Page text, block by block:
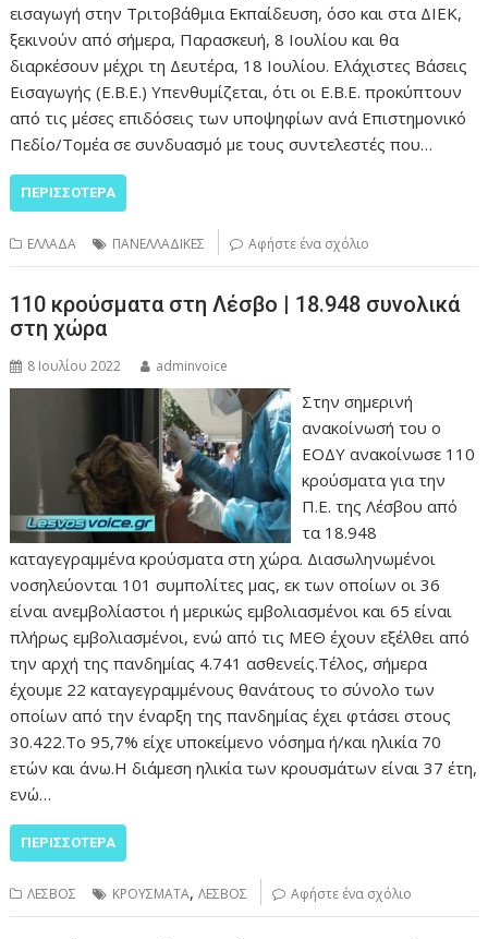
εισαγωγή στην Τριτοβάθμια Εκπαίδευση, όσο και στα ΔΙΕΚ,
ξεκινούν από σήμερα, Παρασκευή, 8 Ιουλίου και θα
διαρκέσουν μέχρι τη Δευτέρα, 18 Ιουλίου. Ελάχιστες Βάσεις
Εισαγωγής (Ε.Β.Ε.) Υπενθυμίζεται, ότι οι Ε.Β.Ε. προκύπτουν
από τις μέσες επιδόσεις των υποψηφίων ανά Επιστημονικό
Πεδίο/Τομέα σε συνδυασμό με τους συντελεστές που…
ΠΕΡΙΣΣΌΤΕΡΑ
ΕΛΛΑΔΑ ΠΑΝΕΛΛΑΔΙΚΕΣ Αφήστε ένα σχόλιο
110 κρούσματα στη Λέσβο | 18.948 συνολικά
στη χώρα
8 Ιουλίου 2022 adminvoice
Στην σημερινή
ανακοίνωσή του ο
ΕΟΔΥ ανακοίνωσε 110
κρούσματα για την
Π.Ε. της Λέσβου από
τα 18.948
καταγεγραμμένα κρούσματα στη χώρα. Διασωληνωμένοι
νοσηλεύονται 101 συμπολίτες μας, εκ των οποίων οι 36
είναι ανεμβολίαστοι ή μερικώς εμβολιασμένοι και 65 είναι
πλήρως εμβολιασμένοι, ενώ από τις ΜΕΘ έχουν εξέλθει από
την αρχή της πανδημίας 4.741 ασθενείς.Τέλος, σήμερα
έχουμε 22 καταγεγραμμένους θανάτους το σύνολο των
οποίων από την έναρξη της πανδημίας έχει φτάσει στους
30.422.Το 95,7% είχε υποκείμενο νόσημα ή/και ηλικία 70
ετών και άνω.Η διάμεση ηλικία των κρουσμάτων είναι 37 έτη,
ενώ…
ΠΕΡΙΣΣΌΤΕΡΑ
ΛΕΣΒΟΣ ΚΡΟΥΣΜΑΤΑ,ΛΕΣΒΟΣ Αφήστε ένα σχόλιο